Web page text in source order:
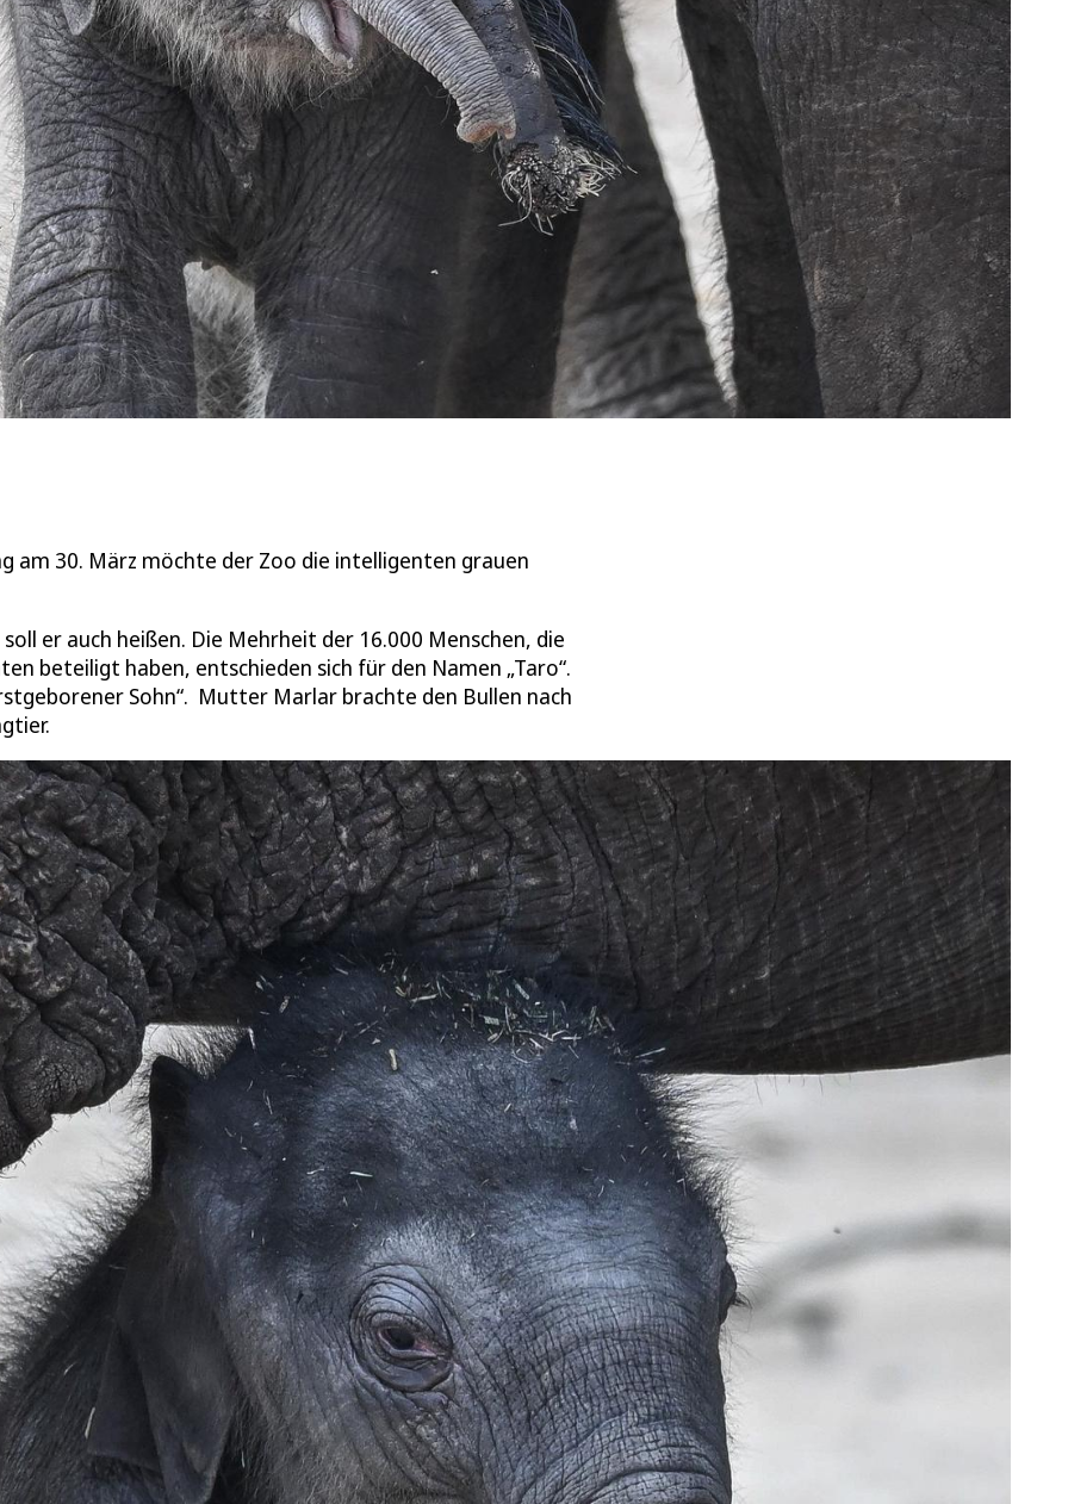
am 30. März möchte der Zoo die intelligenten grauen
er auch heißen. Die Mehrheit der 16.000 Menschen, die
beteiligt haben, entschieden sich für den Namen „Taro“.
Sohn“. Mutter Marlar brachte den Bullen nach